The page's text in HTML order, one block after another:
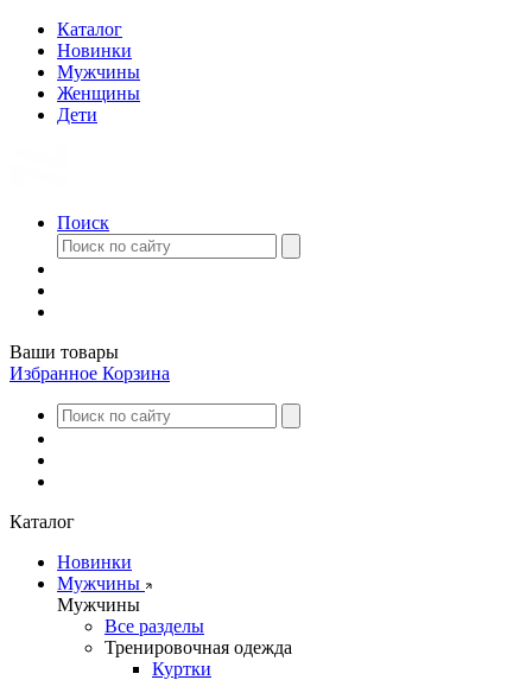
Каталог
Новинки
Мужчины
Женщины
Дети
Поиск
Ваши товары
Избранное Корзина
Каталог
Новинки
Мужчины
Мужчины
Все разделы
Тренировочная одежда
Куртки